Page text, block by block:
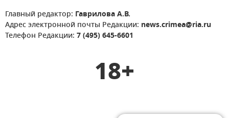
Главный редактор: Гаврилова А.В.
Адрес электронной почты Редакции: news.crimea@ria.ru
Телефон Редакции: 7 (495) 645-6601
18+